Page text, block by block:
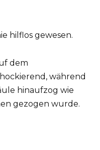
hilflos gewesen.
dem
während
hinaufzog wie
gezogen wurde.